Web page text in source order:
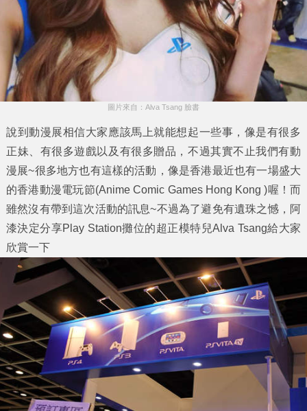
圖片來自：Alva Tsang 臉書
說到動漫展相信大家應該馬上就能想起一些事，像是有很多
正妹、有很多遊戲以及有很多贈品，不過其實不止我們有動
漫展~很多地方也有這樣的活動，像是香港最近也有一場盛大
的香港動漫電玩節(Anime Comic Games Hong Kong )喔！而
雖然沒有帶到這次活動的訊息~不過為了避免有遺珠之憾，阿
漆決定分享Play Station攤位的超正模特兒Alva Tsang給大家
欣賞一下